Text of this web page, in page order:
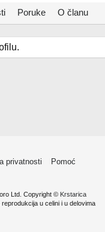
Poruke O članu
privatnosti
Pomoć
Ltd. Copyright © Krstarica
u celini i u delovima